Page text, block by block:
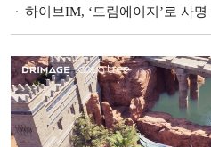
하이브IM, ‘드림에이지’로 사